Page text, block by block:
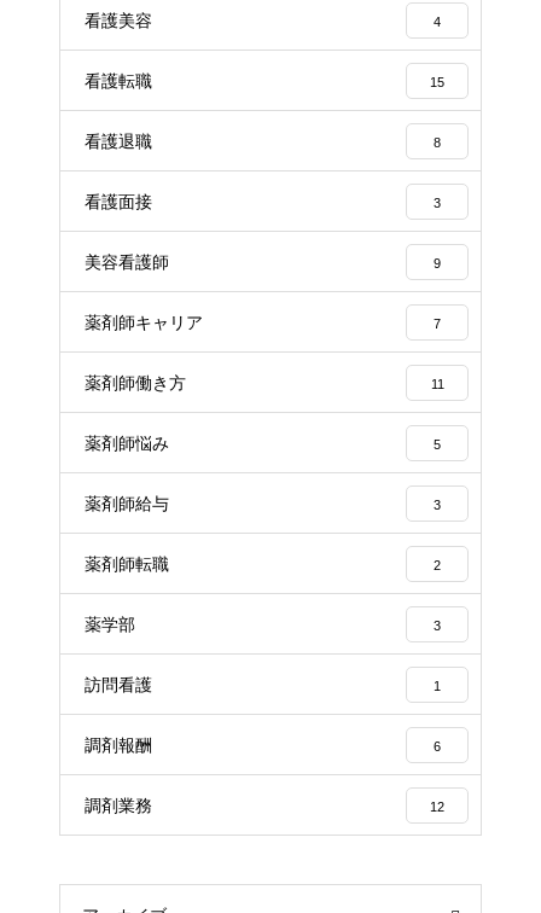
看護美容 4
看護転職 15
看護退職 8
看護面接 3
美容看護師 9
薬剤師キャリア 7
薬剤師働き方 11
薬剤師悩み 5
薬剤師給与 3
薬剤師転職 2
薬学部 3
訪問看護 1
調剤報酬 6
調剤業務 12